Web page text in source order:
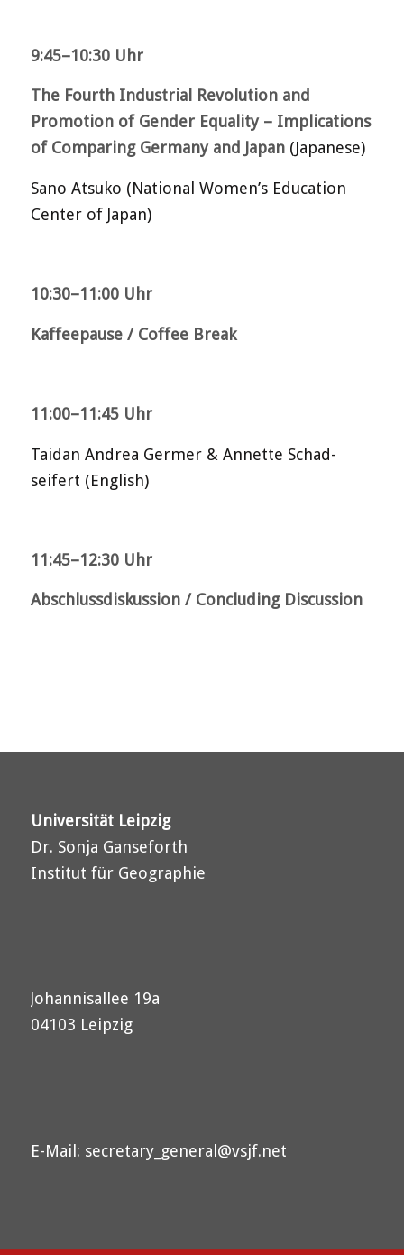
9:45–10:30 Uhr
The Fourth Industrial Revolution and
Promotion of Gender Equality – Implications
of Comparing Germany and Japan (Japanese)
Sano Atsuko (National Women’s Education
Center of Japan)
10:30–11:00 Uhr
Kaffeepause / Coffee Break
11:00–11:45 Uhr
Taidan Andrea Germer & Annette Schad-
seifert (English)
11:45–12:30 Uhr
Abschlussdiskussion / Concluding Discussion
Universität Leipzig
Dr. Sonja Ganseforth
Institut für Geographie
Johannisallee 19a
04103 Leipzig
E-Mail: secretary_general@vsjf.net